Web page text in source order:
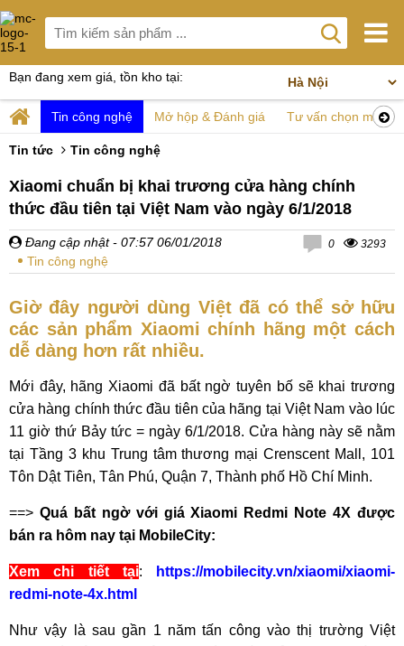
Bạn đang xem giá, tồn kho tại:
Tin công nghệ Mở hộp & Đánh giá Tư vấn chọn mua
Tin tức Tin công nghệ
Xiaomi chuẩn bị khai trương cửa hàng chính
thức đầu tiên tại Việt Nam vào ngày 6/1/2018
Đang cập nhật - 07:57 06/01/2018
Tin công nghệ
0 3293
Giờ đây người dùng Việt đã có thể sở hữu
các sản phẩm Xiaomi chính hãng một cách
dễ dàng hơn rất nhiều.
Mới đây, hãng Xiaomi đã bất ngờ tuyên bố sẽ khai trương
cửa hàng chính thức đầu tiên của hãng tại Việt Nam vào lúc
11 giờ thứ Bảy tức = ngày 6/1/2018. Cửa hàng này sẽ nằm
tại Tầng 3 khu Trung tâm thương mại Crenscent Mall, 101
Tôn Dật Tiên, Tân Phú, Quận 7, Thành phố Hồ Chí Minh.
==> Quá bất ngờ với giá Xiaomi Redmi Note 4X được
bán ra hôm nay tại MobileCity:
Xem chi tiết tại:
https://mobilecity.vn/xiaomi/xiaomi-
redmi-note-4x.html
Như vậy là sau gần 1 năm tấn công vào thị trường Việt